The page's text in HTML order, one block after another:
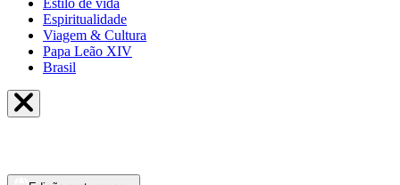
Estilo de vida
Espiritualidade
Viagem & Cultura
Papa Leão XIV
Brasil